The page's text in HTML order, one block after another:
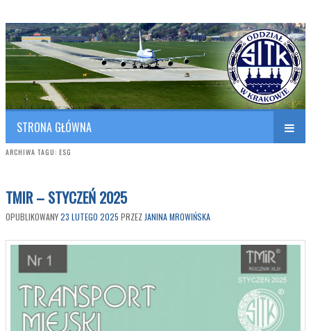
SITK RP Oddział w KRAKOWIE
Polish Association of Engineers & Technicians of Transportation
STRONA GŁÓWNA
ARCHIWA TAGU: ESG
TMIR – STYCZEŃ 2025
OPUBLIKOWANY23 LUTEGO 2025 PRZEZ JANINA MROWIŃSKA